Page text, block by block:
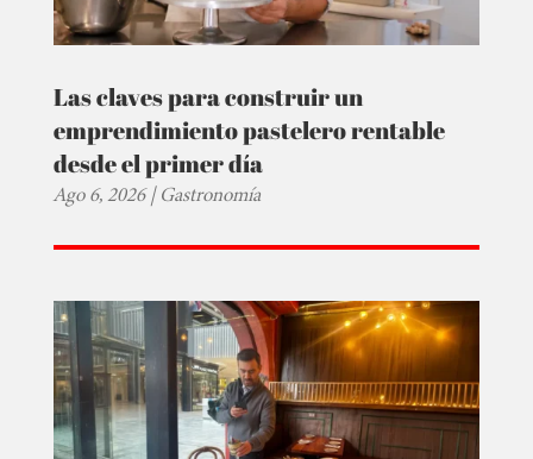
Las claves para construir un
emprendimiento pastelero rentable
desde el primer día
Ago 6, 2026|Gastronomía